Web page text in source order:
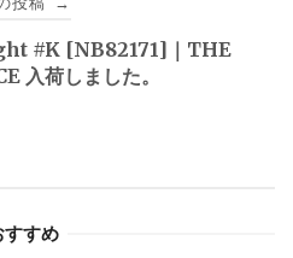
#K [NB82171]｜THE
入荷しました。
すすめ